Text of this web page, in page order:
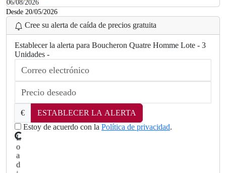
06/08/2026
Desde 20/05/2026
Cree su alerta de caída de precios gratuita
Establecer la alerta para Boucheron Quatre Homme Lote - 3
Unidades -
€
ESTABLECER LA ALERTA
Estoy de acuerdo con la Política de privacidad.
Loa
i
ng
.. .